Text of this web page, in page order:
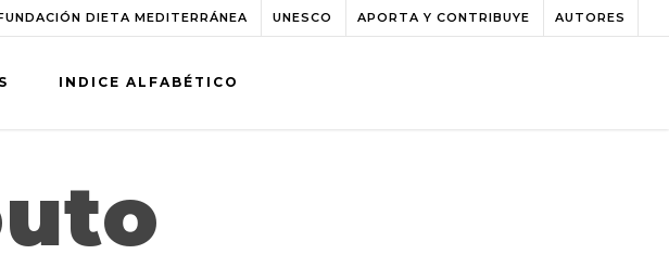
DIETA MEDITERRÁNEA UNESCO APORTA Y CONTRIBUYE AUTORES
INDICE ALFABÉTICO